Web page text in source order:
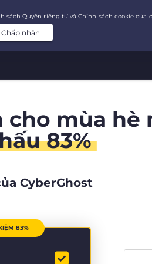
cho mùa hè
83%
CyberGhost
83%